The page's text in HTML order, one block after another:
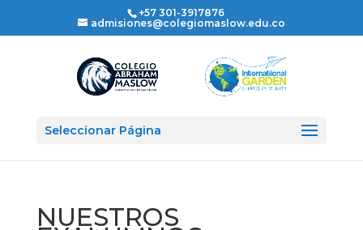
+57 301-3917876
admisiones@colegiomaslow.edu.co
Seleccionar Página
NUESTROS